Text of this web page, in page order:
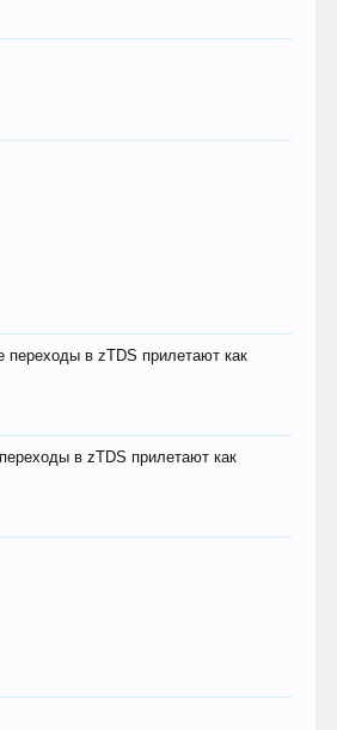
переходы в zTDS прилетают как
в zTDS прилетают как